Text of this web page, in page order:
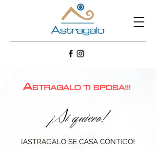
ASTRAGALO TI SPOSA!!!
¡Sí quiero!
¡ASTRAGALO SE CASA CONTIGO!